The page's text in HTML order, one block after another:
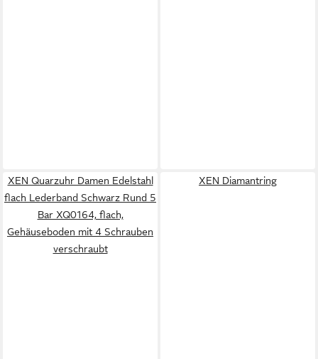
XEN Quarzuhr Damen Edelstahl
flach Lederband Schwarz Rund 5
Bar XQ0164, flach,
Gehäuseboden mit 4 Schrauben
verschraubt
XEN Diamantring